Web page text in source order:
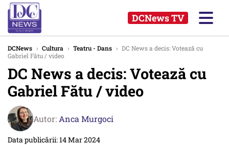
DCNews TV
DCNews › Cultura › Teatru - Dans › DC News a decis: Votează cu
Gabriel Fătu / video
DC News a decis: Votează cu
Gabriel Fătu / video
Autor: Anca Murgoci
Data publicării: 14 Mar 2024